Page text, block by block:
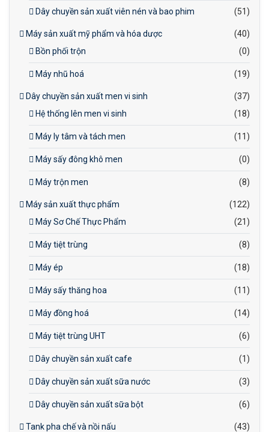
Dây chuyền sản xuất viên nén và bao phim (51)
Máy sản xuất mỹ phẩm và hóa dược
(40)
Bồn phối trộn
(0)
Máy nhũ hoá (19)
Dây chuyền sản xuất men vi sinh
(37)
Hệ thống lên men vi sinh
(18)
Máy ly tâm và tách men (11)
Máy sấy đông khô men (0)
Máy trộn men (8)
Máy sản xuất thực phẩm
(122)
Máy Sơ Chế Thực Phẩm
(21)
Máy tiệt trùng (8)
Máy ép (18)
Máy sấy thăng hoa (11)
Máy đồng hoá (14)
Máy tiệt trùng UHT (6)
Dây chuyền sản xuất cafe (1)
Dây chuyền sản xuất sữa nước (3)
Dây chuyền sản xuất sữa bột (6)
Tank pha chế và nồi nấu
(43)